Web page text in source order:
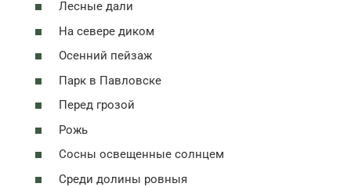
Лесные дали
На севере диком
Осенний пейзаж
Парк в Павловске
Перед грозой
Рожь
Сосны освещенные солнцем
Среди долины ровныя